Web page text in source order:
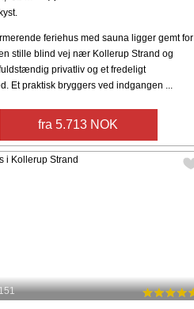
feriehus med sauna ligger gemt for
stille blind vej nær Kollerup Strand og
privatliv og et fredeligt
Et praktisk bryggers ved indgangen ...
fra 5.713 NOK